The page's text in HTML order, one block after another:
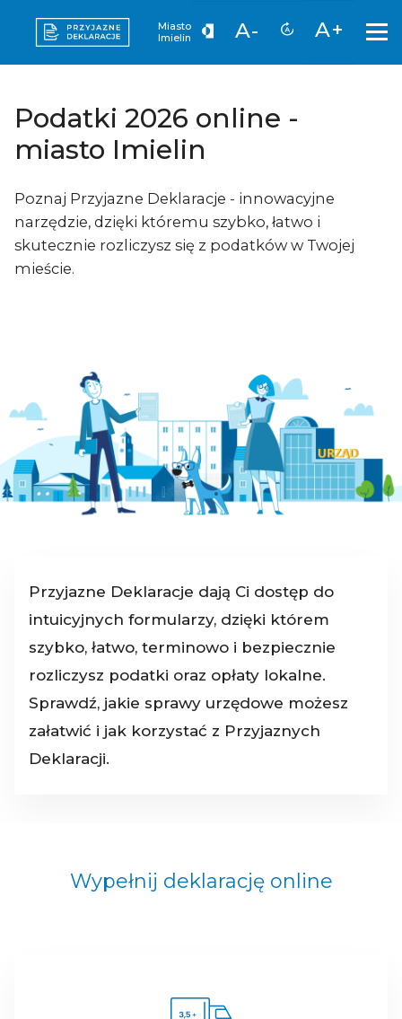
Miasto
Imielin
A- A+
Podatki 2026 online -
miasto Imielin
Poznaj Przyjazne Deklaracje - innowacyjne
narzędzie, dzięki któremu szybko, łatwo i
skutecznie rozliczysz się z podatków w Twojej
mieście.
Przyjazne Deklaracje dają Ci dostęp do
intuicyjnych formularzy, dzięki którem
szybko, łatwo, terminowo i bezpiecznie
rozliczysz podatki oraz opłaty lokalne.
Sprawdź, jakie sprawy urzędowe możesz
załatwić i jak korzystać z Przyjaznych
Deklaracji.
Wypełnij deklarację online